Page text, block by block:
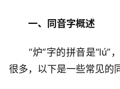
一、同音字概述
“炉”字的拼音是“lú”
很多，以下是一些常见的